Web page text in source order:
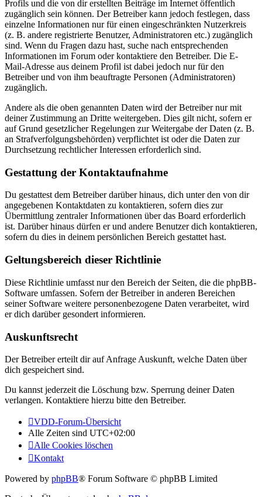
Profils und die von dir erstellten Beiträge im Internet öffentlich
zugänglich sein können. Der Betreiber kann jedoch festlegen, dass
einzelne Informationen nur für einen eingeschränkten Nutzerkreis
(z. B. andere registrierte Benutzer, Administratoren etc.) zugänglich
sind. Wenn du Fragen dazu hast, suche nach entsprechenden
Informationen im Forum oder kontaktiere den Betreiber. Die E-
Mail-Adresse aus deinem Profil ist dabei jedoch nur für den
Betreiber und von ihm beauftragte Personen (Administratoren)
zugänglich.
Andere als die oben genannten Daten wird der Betreiber nur mit
deiner Zustimmung an Dritte weitergeben. Dies gilt nicht, sofern er
auf Grund gesetzlicher Regelungen zur Weitergabe der Daten (z. B.
an Strafverfolgungsbehörden) verpflichtet ist oder die Daten zur
Durchsetzung rechtlicher Interessen erforderlich sind.
Gestattung der Kontaktaufnahme
Du gestattest dem Betreiber darüber hinaus, dich unter den von dir
angegebenen Kontaktdaten zu kontaktieren, sofern dies zur
Übermittlung zentraler Informationen über das Board erforderlich
ist. Darüber hinaus dürfen er und andere Benutzer dich kontaktieren,
sofern du dies in deinem persönlichen Bereich gestattet hast.
Geltungsbereich dieser Richtlinie
Diese Richtlinie umfasst nur den Bereich der Seiten, die die phpBB-
Software umfassen. Sofern der Betreiber in anderen Bereichen
seiner Software weitere personenbezogene Daten verarbeitet, wird
er dich darüber gesondert informieren.
Auskunftsrecht
Der Betreiber erteilt dir auf Anfrage Auskunft, welche Daten über
dich gespeichert sind.
Du kannst jederzeit die Löschung bzw. Sperrung deiner Daten
verlangen. Kontaktiere hierzu bitte den Betreiber.
VDD-Forum-Übersicht
Alle Zeiten sind UTC+02:00
Alle Cookies löschen
Kontakt
Powered by phpBB® Forum Software © phpBB Limited